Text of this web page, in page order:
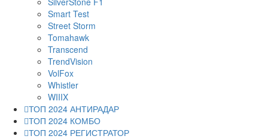
Smart Test
Street Storm
Tomahawk
Transcend
TrendVision
VolFox
Whistler
WIIIX
ТОП 2024 АНТИРАДАР
ТОП 2024 КОМБО
ТОП 2024 РЕГИСТРАТОР